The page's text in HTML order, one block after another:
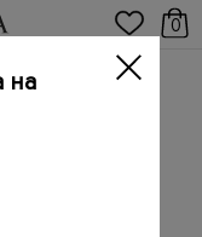
0
чашечками
на